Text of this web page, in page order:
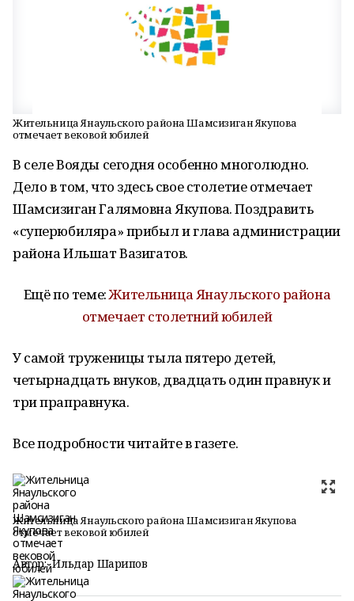
Жительница Янаульского района Шамсизиган Якупова
отмечает вековой юбилей
В селе Вояды сегодня особенно многолюдно.
Дело в том, что здесь свое столетие отмечает
Шамсизиган Галямовна Якупова. Поздравить
«суперюбиляра» прибыл и глава администрации
района Ильшат Вазигатов.
Ещё по теме:Жительница Янаульского района
отмечает столетний юбилей
У самой труженицы тыла пятеро детей,
четырнадцать внуков, двадцать один правнук и
три праправнука.
Все подробности читайте в газете.
Жительница Янаульского района Шамсизиган Якупова
отмечает вековой юбилей
Автор: Ильдар Шарипов